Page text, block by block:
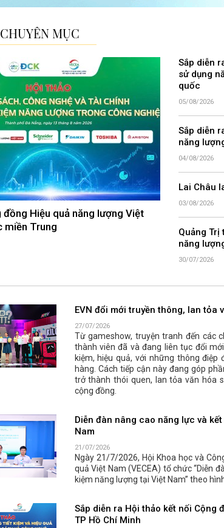
MỤC
đồng Hiệu quả năng lượng Việt
miền Trung
Sắp diễn
sử dụng
quốc
05/08/2026
Sắp diễn
năng
04/08/2026
Lai Châu
03/08/2026
Quảng Trị
năng
30/07/2026
EVN đổi mới truyền thông, lan tỏa
27/07/2026
Từ gameshow, truyện tranh đến các
thành viên đã và đang liên tục đổi
kiệm, hiệu quả, với những thông
hàng. Cách tiếp cận này đang góp
trở thành thói quen, lan tỏa văn hóa
cộng đồng.
Diễn đàn nâng cao năng lực và
Nam
21/07/2026
Ngày 21/7/2026, Hội Khoa học và
quả Việt Nam (VECEA) tổ chức “Diễn
kiệm năng lượng tại Việt Nam” theo
Sắp diễn ra Hội thảo kết nối Cộng
TP Hồ Chí Minh